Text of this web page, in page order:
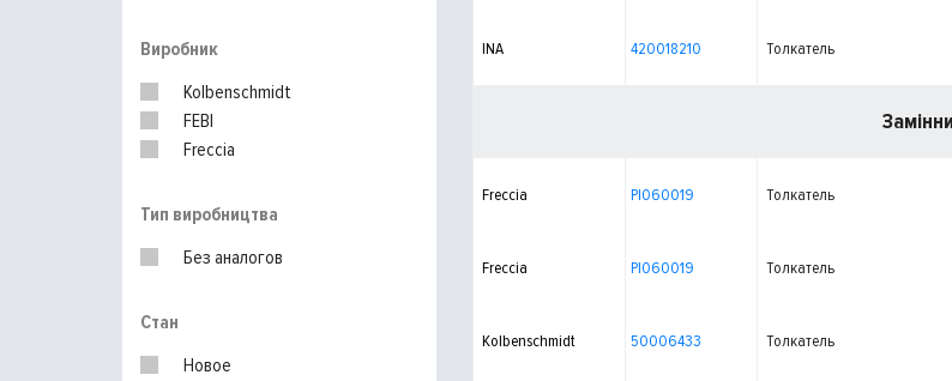
Виробник
Kolbenschmidt
FEBI
Freccia
Тип виробництва
Без аналогов
Стан
Новое
INA 420018210 Толкатель
Freccia PI060019 Толкатель
Freccia PI060019 Толкатель
Kolbenschmidt 50006433 Толкатель